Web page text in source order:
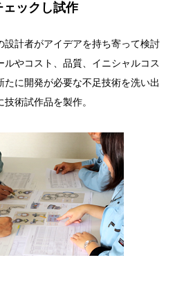
ックし試作
設計者がアイデアを持ち寄って検討
やコスト、品質、イニシャルコス
たに開発が必要な不足技術を洗い出
術試作品を製作。